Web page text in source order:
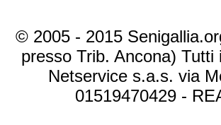
© 2005 - 2015
presso Trib. Ancona)
Netservice s.a.s. via
01519470429 -